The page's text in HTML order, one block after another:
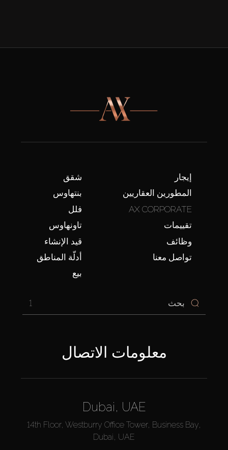
شقق
بنتهاوس
فلل
تاونهاوس
قيد الإنشاء
أدلّة المناطق
بيع
إيجار
المطورين العقاريين
AX CORPORATE
تقييمات
وظائف
تواصل معنا
1
معلومات الاتصال
Dubai, UAE
14th Floor, Westburry Office Tower, Business Bay,
Dubai, UAE